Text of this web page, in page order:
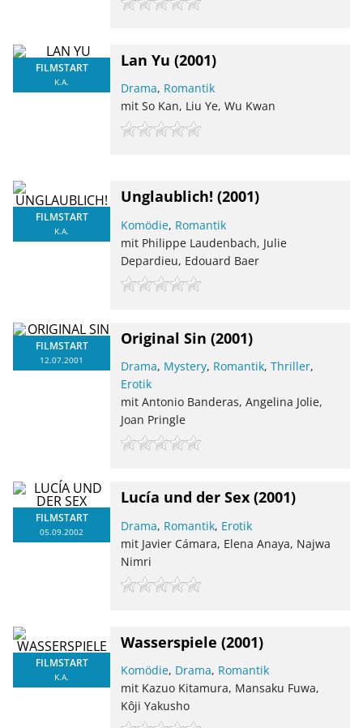
FILMSTART
K.A.
Lan Yu (2001)
Drama, Romantik
mit So Kan, Liu Ye, Wu Kwan
FILMSTART
K.A.
Unglaublich! (2001)
Komödie, Romantik
mit Philippe Laudenbach, Julie
Depardieu, Edouard Baer
FILMSTART
12.07.2001
Original Sin (2001)
Drama, Mystery, Romantik,Thriller,
Erotik
mit Antonio Banderas, Angelina Jolie,
Joan Pringle
FILMSTART
05.09.2002
Lucía und der Sex (2001)
Drama, Romantik, Erotik
mit Javier Cámara, Elena Anaya, Najwa
Nimri
FILMSTART
K.A.
Wasserspiele (2001)
Komödie, Drama, Romantik
mit Kazuo Kitamura, Mansaku Fuwa,
Kôji Yakusho